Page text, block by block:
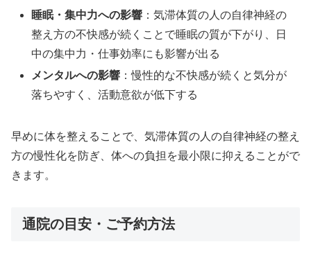
睡眠・集中力への影響 ：気滞体質の人の自律神経の
整え方の不快感が続くことで睡眠の質が下がり、日
中の集中力・仕事効率にも影響が出る
メンタルへの影響 ：慢性的な不快感が続くと気分が
落ちやすく、活動意欲が低下する
早めに体を整えることで、気滞体質の人の自律神経の整え
方の慢性化を防ぎ、体への負担を最小限に抑えることがで
きます。
通院の目安・ご予約方法